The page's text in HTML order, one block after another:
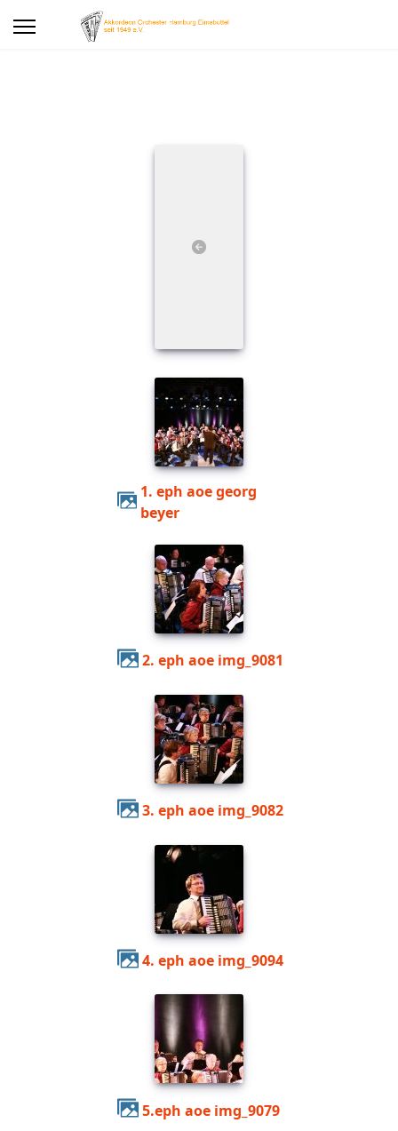
1. eph aoe georg
beyer
2. eph aoe img_9081
3. eph aoe img_9082
4. eph aoe img_9094
5.eph aoe img_9079